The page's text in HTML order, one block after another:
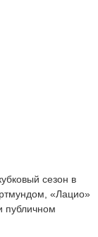
сезон в
«Лацио»
публичном